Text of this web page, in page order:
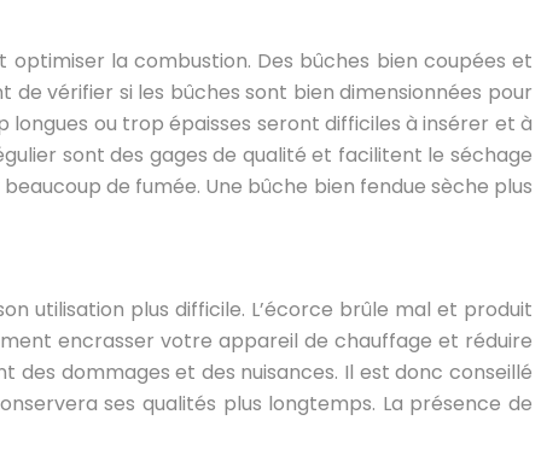
la combustion. Des bûches bien coupées et
vérifier si les bûches sont bien dimensionnées pour
ou trop épaisses seront difficiles à insérer et à
sont des gages de qualité et facilitent le séchage
de fumée. Une bûche bien fendue sèche plus
utilisation plus difficile. L’écorce brûle mal et produit
encrasser votre appareil de chauffage et réduire
dommages et des nuisances. Il est donc conseillé
ses qualités plus longtemps. La présence de